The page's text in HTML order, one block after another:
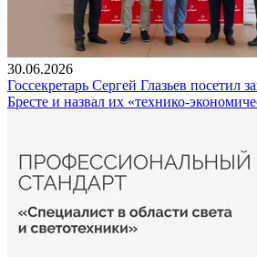
30.06.2026
Госсекретарь Сергей Глазьев посетил
Бресте и назвал их «технико-